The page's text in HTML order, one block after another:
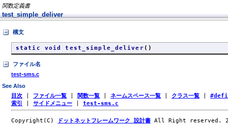
関数定義書
test_simple_deliver
構文
static void test_simple_deliver ()
ファイル名
test-sms.c
See Also
目次 ファイル一覧 関数一覧 ネームスペース一覧 クラス一覧
索引
サイドメニュー test-sms.c
Copyright(C) ドットネットフレームワーク 設計書 All Right reserved.